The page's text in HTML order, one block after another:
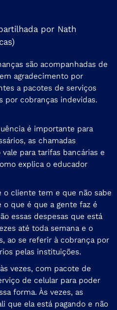
por Nath
são acompanhadas de
agradecimento por
a pacotes de serviços
por cobranças indevidas.
é importante para
as chamadas
vale para tarifas bancárias e
explica o educador
o cliente tem e que não sabe
que é que a gente faz é
essas despesas que está
até toda semana e o
ao se referir à cobrança por
pelas instituições.
vezes, com pacote de
de celular para poder
forma. Às vezes, as
que ela está pagando e não